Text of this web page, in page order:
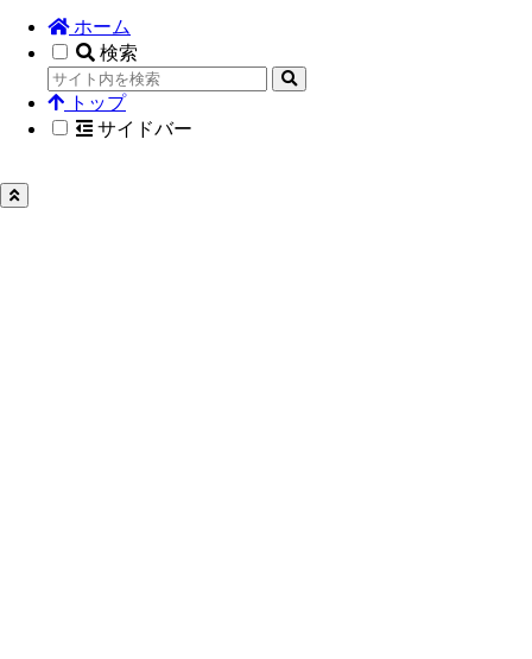
ホーム
検索
トップ
サイドバー